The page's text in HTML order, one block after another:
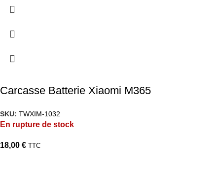
Carcasse Batterie Xiaomi M365
SKU: TWXIM-1032
En rupture de stock
18,00 € TTC